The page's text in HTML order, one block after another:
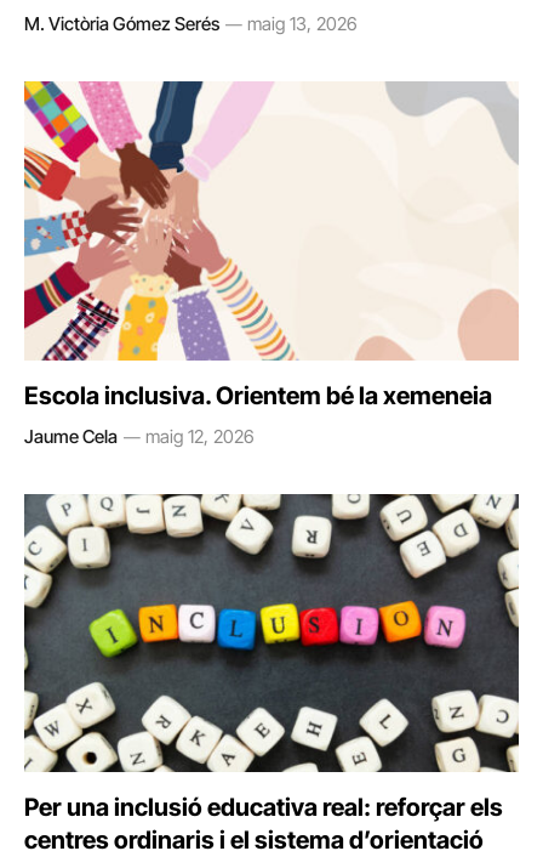
M. Victòria Gómez Serés maig 13, 2026
Escola inclusiva. Orientem bé la xemeneia
Jaume Cela maig 12, 2026
Per una inclusió educativa real: reforçar els
centres ordinaris i el sistema d’orientació